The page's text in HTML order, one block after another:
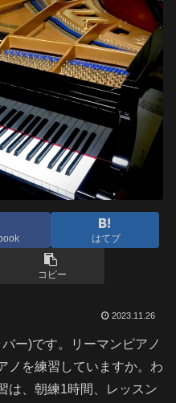
はてブ
コピー
2023.11.26
ー)です。リーマンピアノ
ノを練習していますか。わ
は、朝練1時間、レッスン